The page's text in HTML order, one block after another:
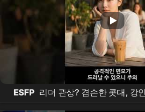
ESFP 리더 관상? 겸손한 콧대, 강
스마의 매력!